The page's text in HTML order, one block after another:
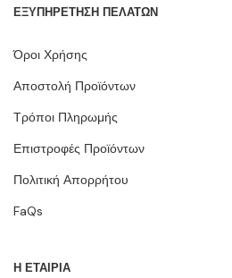
ΕΞΥΠΗΡΕΤΗΣΗ ΠΕΛΑΤΩΝ
Όροι Χρήσης
Αποστολή Προϊόντων
Τρόποι Πληρωμής
Επιστροφές Προϊόντων
Πολιτική Απορρήτου
FaQs
Η ΕΤΑΙΡΙΑ